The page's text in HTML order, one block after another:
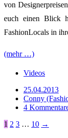
von
euch einen Blick
FashionLocals in
(mehr …)
Videos
25.04.2013
Conny
4
1 2 3 … 10 →